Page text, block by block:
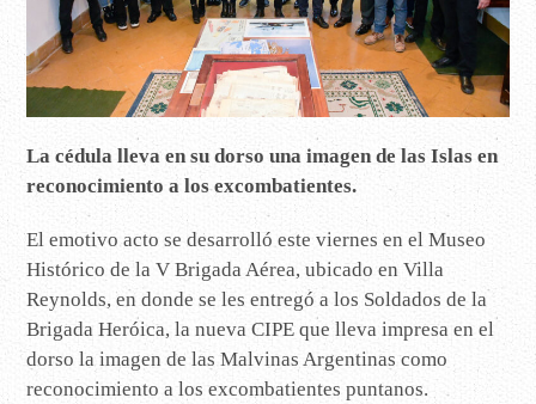
La cédula lleva en su dorso una imagen de las Islas en
reconocimiento a los excombatientes.
El emotivo acto se desarrolló este viernes en el Museo
Histórico de la V Brigada Aérea, ubicado en Villa
Reynolds, en donde se les entregó a los Soldados de la
Brigada Heróica, la nueva CIPE que lleva impresa en el
dorso la imagen de las Malvinas Argentinas como
reconocimiento a los excombatientes puntanos.